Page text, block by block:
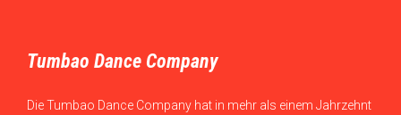
Tumbao Dance Company
Die Tumbao Dance Company hat in mehr als einem Jahrzehnt